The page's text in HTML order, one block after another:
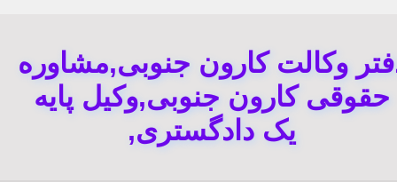
وکالت کارون جنوبی,مشاوره
حقوقی کارون جنوبی,وکیل پایه
یک دادگستری,